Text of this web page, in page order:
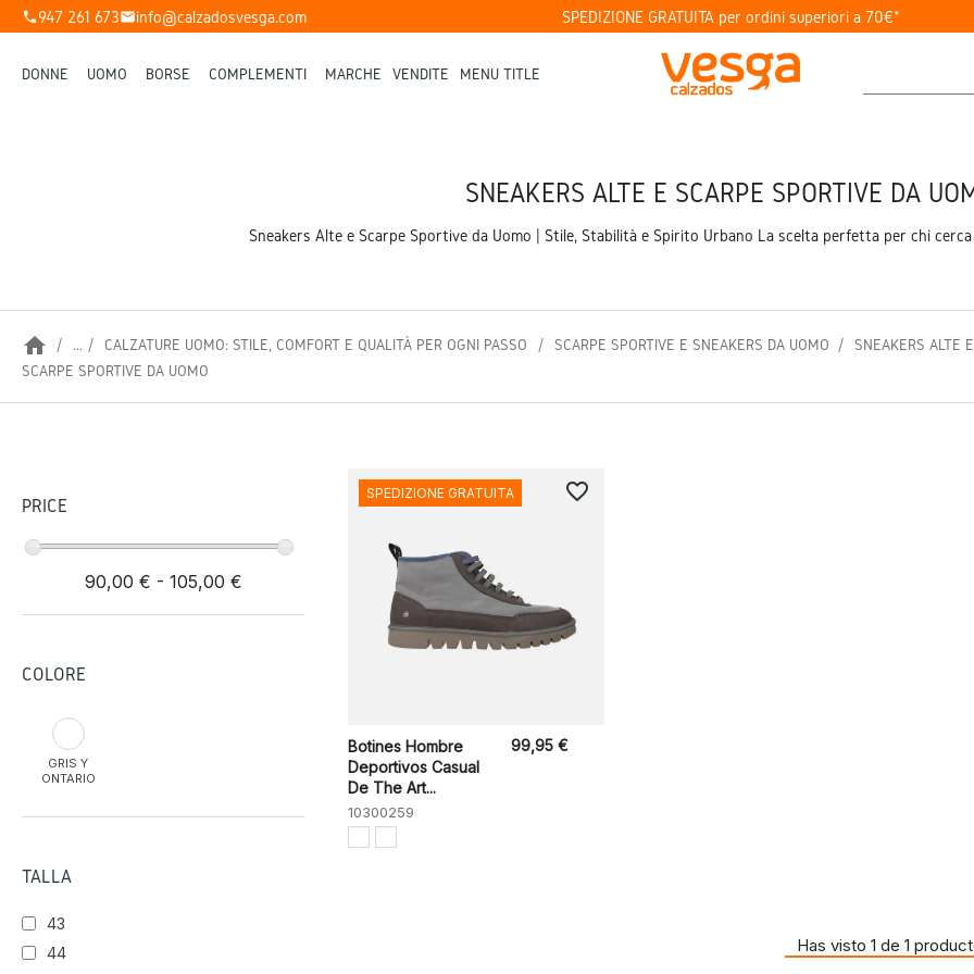
phone947 261 673mailinfo@calzadosvesga.com SPEDIZIONE GRATUITA per ordini superiori a 70€*
DONNE UOMO BORSE COMPLEMENTI MARCHE VENDITE MENU TITLE
SNEAKERS ALTE E SCARPE SPORTIVE DA
Sneakers Alte e Scarpe Sportive da Uomo | Stile, Stabilità e Spirito Urbano La scelta perfetta per chi
home ... CALZATURE UOMO: STILE, COMFORT E QUALITÀ PER OGNI PASSO SCARPE SPORTIVE E SNEAKERS DA UOMO
SNEAKERS ALTE E
SCARPE SPORTIVE DA UOMO
PRICE
90,00 € - 105,00 €
COLORE
GRIS Y
ONTARIO
TALLA
43
44
Botines Hombre
Deportivos Casual
De The Art...
10300259
99,95 €
SPEDIZIONE GRATUITA favorite_border
Has visto 1 de 1